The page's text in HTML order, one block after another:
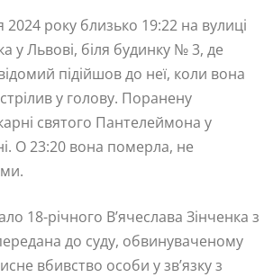
2024 року близько 19:22 на вулиці
у Львові, біля будинку № 3, де
підійшов до неї, коли вона
у голову. Поранену
святого Пантелеймона у
О 23:20 вона померла, не
18-річного В’ячеслава Зінченка з
до суду, обвинуваченому
вбивство особи у зв’язку з